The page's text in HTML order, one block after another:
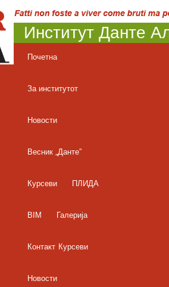
Институт Данте
Почетна
За институтот
Новости
Весник „Данте”
Курсеви ПЛИДА
BIM Галерија
Контакт Курсеви
Новости